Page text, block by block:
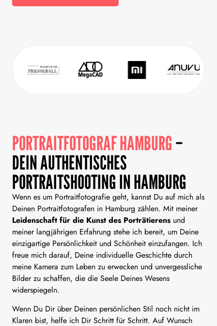
PORTRAITFOTOGRAF HAMBURG–
DEIN AUTHENTISCHES
PORTRAITSHOOTING IN HAMBURG
Wenn es um Portraitfotografie geht, kannst Du auf mich als
Deinen Portraitfotografen in Hamburg zählen. Mit meiner
Leidenschaft für die Kunst des Porträtierens und
meiner langjährigen Erfahrung stehe ich bereit, um Deine
einzigartige Persönlichkeit und Schönheit einzufangen. Ich
freue mich darauf, Deine individuelle Geschichte durch
meine Kamera zum Leben zu erwecken und unvergessliche
Bilder zu schaffen, die die Seele Deines Wesens
widerspiegeln.
Wenn Du Dir über Deinen persönlichen Stil noch nicht im
Klaren bist, helfe ich Dir Schritt für Schritt. Auf Wunsch